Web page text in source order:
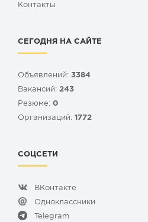
Контакты
СЕГОДНЯ НА САЙТЕ
Объявлений: 3384
Вакансий: 243
Резюме: 0
Организаций: 1772
СОЦСЕТИ
ВКонтакте
Одноклассники
Telegram